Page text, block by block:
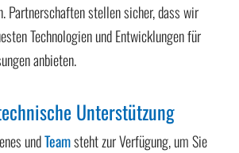
Partnerschaften stellen sicher, dass wir
Technologien und Entwicklungen für
anbieten.
Unterstützung
undTeamsteht zur Verfügung, um Sie